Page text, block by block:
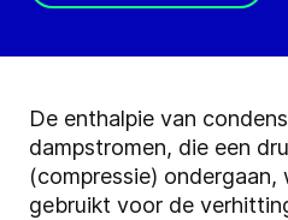
De enthalpie van
dampstromen, die een
(compressie)
gebruikt voor de